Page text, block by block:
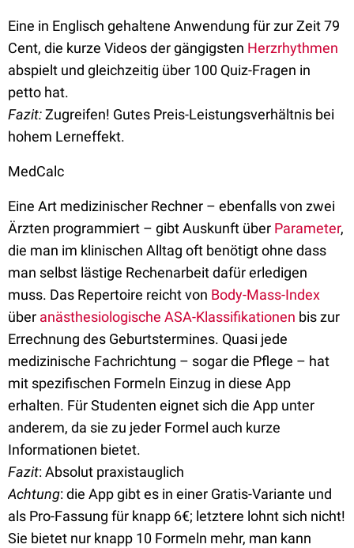
Eine in Englisch gehaltene Anwendung für zur Zeit 79
Cent, die kurze Videos der gängigsten Herzrhythmen
abspielt und gleichzeitig über 100 Quiz-Fragen in
petto hat.
Fazit:Zugreifen! Gutes Preis-Leistungsverhältnis bei
hohem Lerneffekt.
MedCalc
Eine Art medizinischer Rechner – ebenfalls von zwei
Ärzten programmiert – gibt Auskunft über Parameter,
die man im klinischen Alltag oft benötigt ohne dass
man selbst lästige Rechenarbeit dafür erledigen
muss. Das Repertoire reicht von Body-Mass-Index
über anästhesiologische ASA-Klassifikationen bis zur
Errechnung des Geburtstermines. Quasi jede
medizinische Fachrichtung – sogar die Pflege – hat
mit spezifischen Formeln Einzug in diese App
erhalten. Für Studenten eignet sich die App unter
anderem, da sie zu jeder Formel auch kurze
Informationen bietet.
Fazit: Absolut praxistauglich
Achtung: die App gibt es in einer Gratis-Variante und
als Pro-Fassung für knapp 6€; letztere lohnt sich nicht!
Sie bietet nur knapp 10 Formeln mehr, man kann